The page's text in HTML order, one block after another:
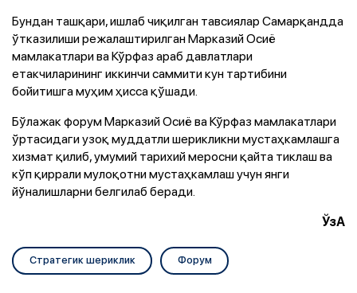
Бундан ташқари, ишлаб чиқилган тавсиялар Самарқандда
ўтказилиши режалаштирилган Марказий Осиё
мамлакатлари ва Кўрфаз араб давлатлари
етакчиларининг иккинчи саммити кун тартибини
бойитишга муҳим ҳисса қўшади.
Бўлажак форум Марказий Осиё ва Кўрфаз мамлакатлари
ўртасидаги узоқ муддатли шерикликни мустаҳкамлашга
хизмат қилиб, умумий тарихий меросни қайта тиклаш ва
кўп қиррали мулоқотни мустаҳкамлаш учун янги
йўналишларни белгилаб беради.
ЎзА
Стратегик шериклик Форум